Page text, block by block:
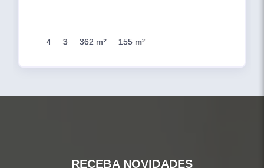
4 3 362 m² 155 m²
RECEBA NOVIDADES